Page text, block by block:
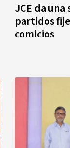
JCE da
partidos
comicios